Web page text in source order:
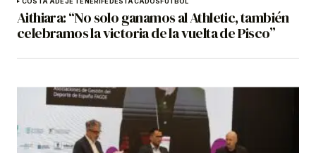
Aithiara: “No solo ganamos al Athletic, también
celebramos la victoria de la vuelta de Pisco”